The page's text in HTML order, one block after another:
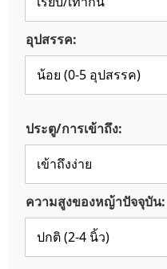
อุปสรรค:
ประตู/การเข้าถึง:
ความสูงของหญ้าปัจจุบัน: